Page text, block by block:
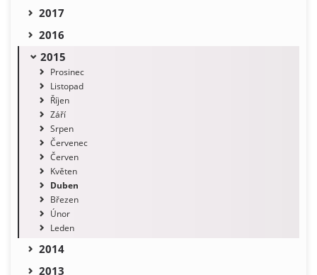
2017
2016
2015
Prosinec
Listopad
Říjen
Září
Srpen
Červenec
Červen
Květen
Duben
Březen
Únor
Leden
2014
2013